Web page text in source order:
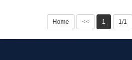
Home << 1 1/1